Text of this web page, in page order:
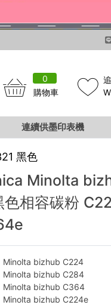
0
購物車
連續供墨印表機
黑色
Minolta
色相容碳粉
Minolta bizhub C224
Minolta bizhub C284
Minolta bizhub C364
Minolta bizhub C224e